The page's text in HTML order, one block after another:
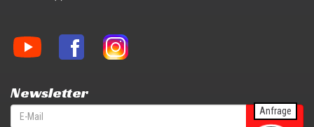
Vonblon
auf
Vonblon
Vonblon
auf
Newsletter
anmelden
Anfrage